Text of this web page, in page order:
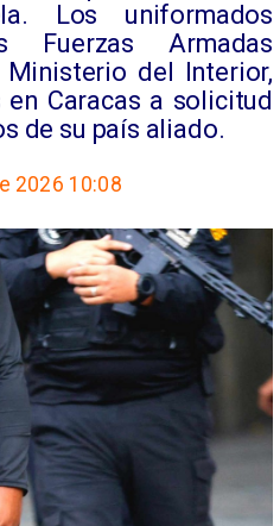
Los uniformados
Fuerzas Armadas
del Interior,
Caracas a solicitud
de su país aliado.
2026 10:08